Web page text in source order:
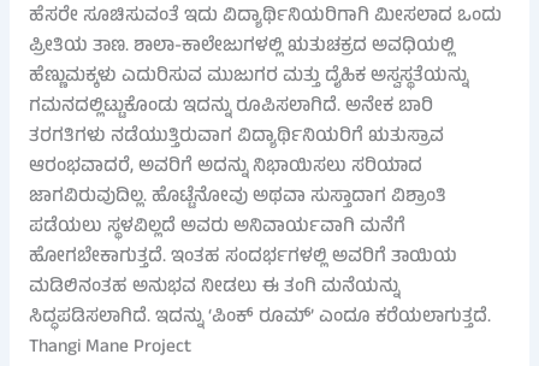
ಹೆಸರೇ ಸೂಚಿಸುವಂತೆ ಇದು ವಿದ್ಯಾರ್ಥಿನಿಯರಿಗಾಗಿ ಮೀಸಲಾದ ಒಂದು
ಪ್ರೀತಿಯ ತಾಣ. ಶಾಲಾ-ಕಾಲೇಜುಗಳಲ್ಲಿ ಋತುಚಕ್ರದ ಅವಧಿಯಲ್ಲಿ
ಹೆಣ್ಣುಮಕ್ಕಳು ಎದುರಿಸುವ ಮುಜುಗರ ಮತ್ತು ದೈಹಿಕ ಅಸ್ವಸ್ಥತೆಯನ್ನು
ಗಮನದಲ್ಲಿಟ್ಟುಕೊಂಡು ಇದನ್ನು ರೂಪಿಸಲಾಗಿದೆ. ಅನೇಕ ಬಾರಿ
ತರಗತಿಗಳು ನಡೆಯುತ್ತಿರುವಾಗ ವಿದ್ಯಾರ್ಥಿನಿಯರಿಗೆ ಋತುಸ್ರಾವ
ಆರಂಭವಾದರೆ, ಅವರಿಗೆ ಅದನ್ನು ನಿಭಾಯಿಸಲು ಸರಿಯಾದ
ಜಾಗವಿರುವುದಿಲ್ಲ. ಹೊಟ್ಟೆನೋವು ಅಥವಾ ಸುಸ್ತಾದಾಗ ವಿಶ್ರಾಂತಿ
ಪಡೆಯಲು ಸ್ಥಳವಿಲ್ಲದೆ ಅವರು ಅನಿವಾರ್ಯವಾಗಿ ಮನೆಗೆ
ಹೋಗಬೇಕಾಗುತ್ತದೆ. ಇಂತಹ ಸಂದರ್ಭಗಳಲ್ಲಿ ಅವರಿಗೆ ತಾಯಿಯ
ಮಡಿಲಿನಂತಹ ಅನುಭವ ನೀಡಲು ಈ ತಂಗಿ ಮನೆಯನ್ನು
ಸಿದ್ಧಪಡಿಸಲಾಗಿದೆ. ಇದನ್ನು ‘ಪಿಂಕ್ ರೂಮ್’ ಎಂದೂ ಕರೆಯಲಾಗುತ್ತದೆ.
Thangi Mane Project